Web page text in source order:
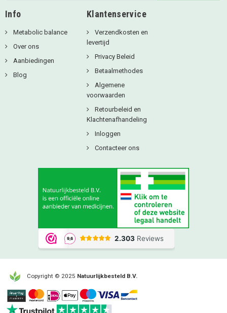
Info
Metabolic balance
Over ons
Aanbiedingen
Blog
Klantenservice
Verzendkosten en
levertijd
Privacy Beleid
Betaalmethodes
Algemene
voorwaarden
Retourbeleid en
Klachtenafhandeling
Inloggen
Contacteer ons
Copyright © 2025 Natuurlijkbesteld B.V.